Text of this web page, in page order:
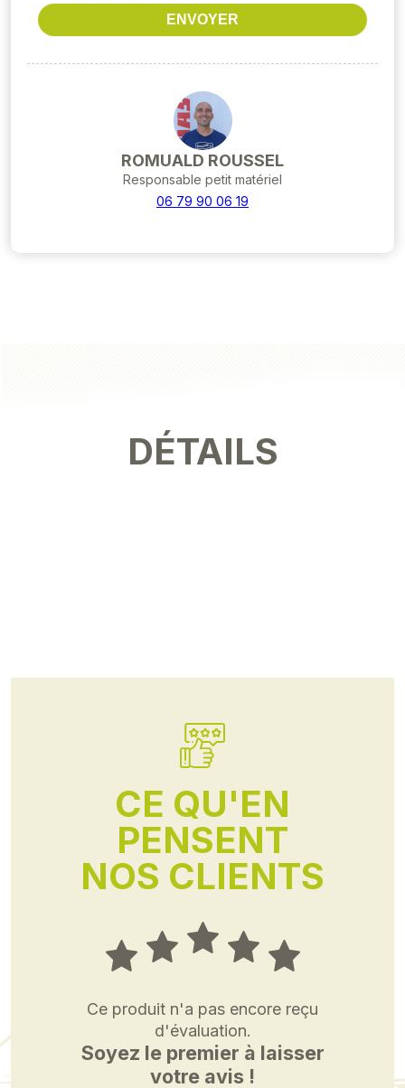
ENVOYER
ROMUALD ROUSSEL
Responsable petit matériel
06 79 90 06 19
DÉTAILS
CE QU'EN
PENSENT
NOS CLIENTS
Ce produit n'a pas encore reçu
d'évaluation.
Soyez le premier à laisser
votre avis !